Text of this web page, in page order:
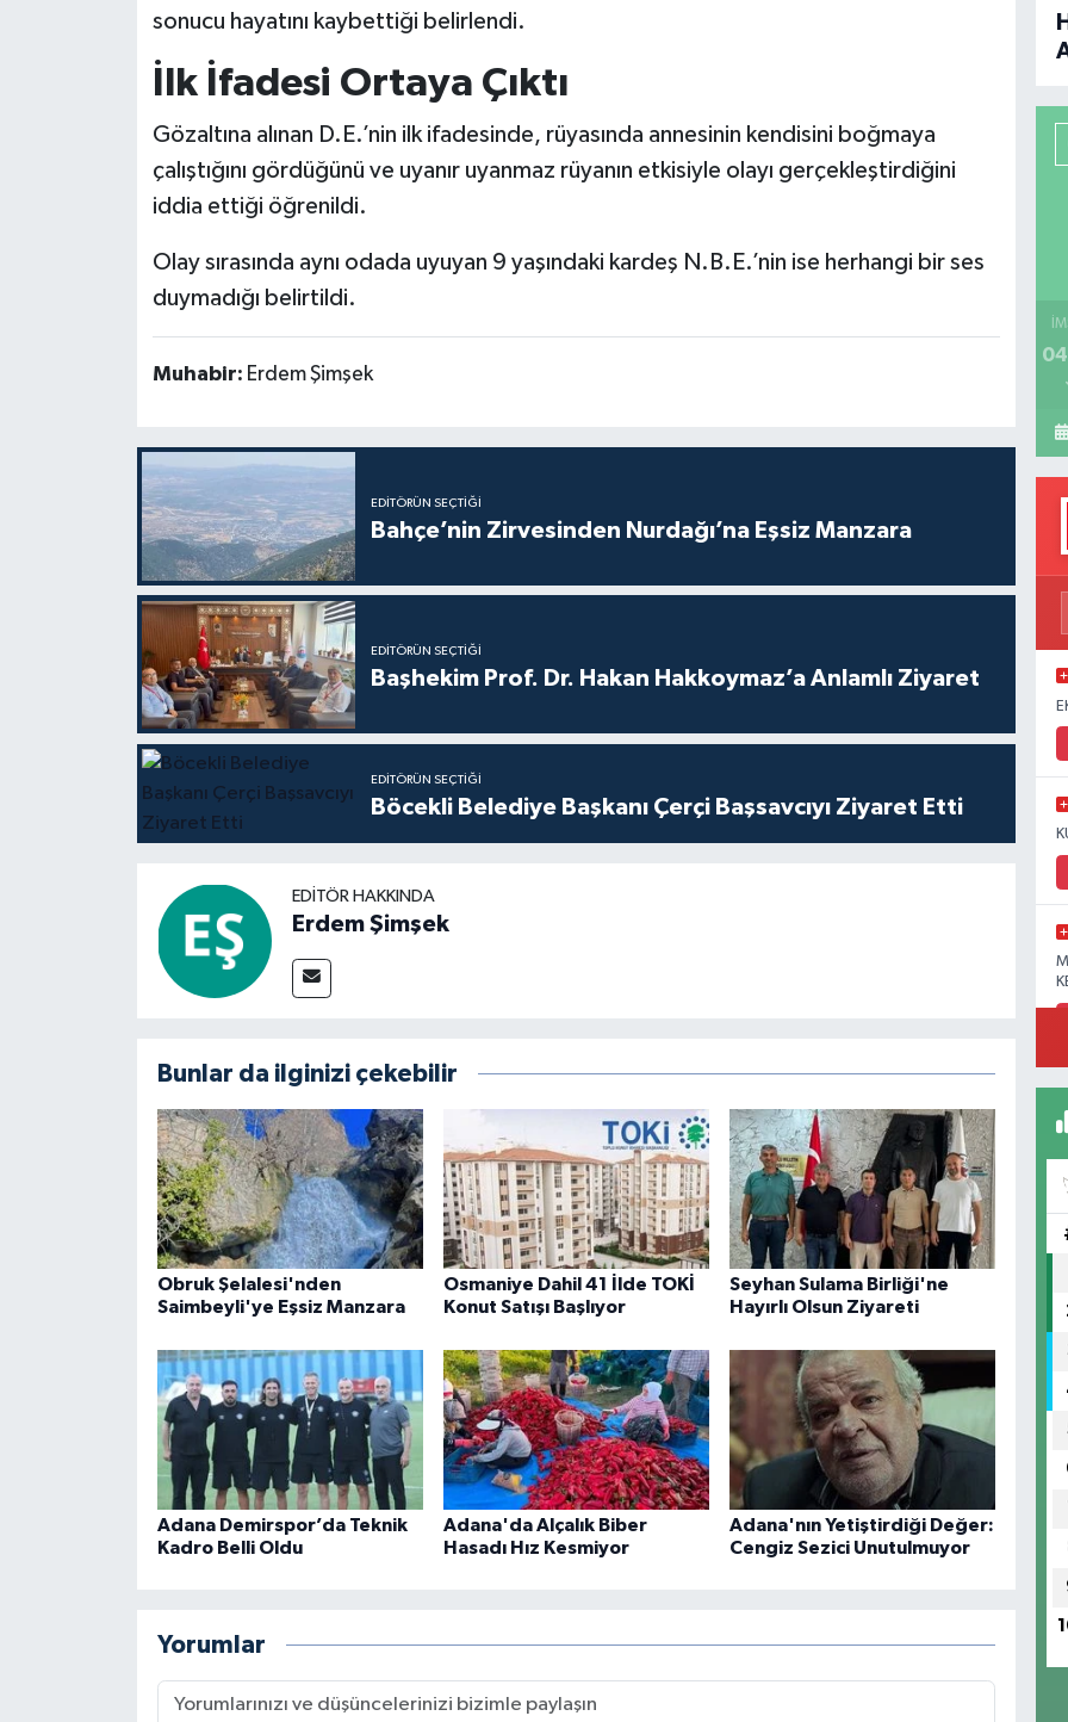
sonucu hayatını kaybettiği belirlendi.
İlk İfadesi Ortaya Çıktı
Gözaltına alınan D.E.’nin ilk ifadesinde, rüyasında annesinin kendisini boğmaya
çalıştığını gördüğünü ve uyanır uyanmaz rüyanın etkisiyle olayı gerçekleştirdiğini
iddia ettiği öğrenildi.
Olay sırasında aynı odada uyuyan 9 yaşındaki kardeş N.B.E.’nin ise herhangi bir ses
duymadığı belirtildi.
Muhabir: Erdem Şimşek
EDITÖRÜN SEÇTIĞI
Bahçe’nin Zirvesinden Nurdağı’na Eşsiz Manzara
EDITÖRÜN SEÇTIĞI
Başhekim Prof. Dr. Hakan Hakkoymaz’a Anlamlı Ziyaret
EDITÖRÜN SEÇTIĞI
Böcekli Belediye Başkanı Çerçi Başsavcıyı Ziyaret Etti
EDITÖR HAKKINDA
Erdem Şimşek
Bunlar da ilginizi çekebilir
Obruk Şelalesi'nden
Saimbeyli'ye Eşsiz Manzara
Osmaniye Dahil 41 İlde TOKİ
Konut Satışı Başlıyor
Seyhan Sulama Birliği'ne
Hayırlı Olsun Ziyareti
Adana Demirspor’da Teknik
Kadro Belli Oldu
Adana'da Alçalık Biber
Hasadı Hız Kesmiyor
Adana'nın Yetiştirdiği Değer:
Cengiz Sezici Unutulmuyor
Yorumlar